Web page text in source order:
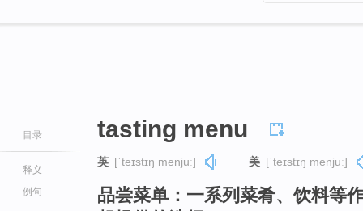
目录
释义
例句
tasting menu
英 [ˈteɪstɪŋ menjuː] 美 [ˈteɪstɪŋ menjuː]
品尝菜单：一系列菜肴、饮料等